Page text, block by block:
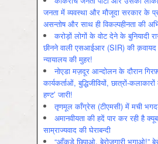
जनता में व्‍यवस्‍था और मौजूदा सरकार के
असन्‍तोष और साथ ही विकल्‍पहीनता की
करोड़ों लोगों के वोट देने के बुनियादी
छीनने वाली एसआईआर (SIR) की क़वायद
न्यायालय की मुहर!
नोएडा मज़दूर आन्दोलन के दौरान
कार्यकर्ताओं, बुद्धिजीवियों, छात्रों-
हण्ट’ जारी!
तृणमूल काँग्रेस (टीएमसी) में मची
अमानवीयता की हदें पार कर रही है
साम्राज्यवाद की घेराबन्दी
“आँकड़े छिपाओ, बेरोज़गारी भगाओ!”